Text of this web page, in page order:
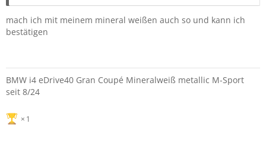
mach ich mit meinem mineral weißen auch so und kann ich
bestätigen
BMW i4 eDrive40 Gran Coupé Mineralweiß metallic M-Sport
seit 8/24
1